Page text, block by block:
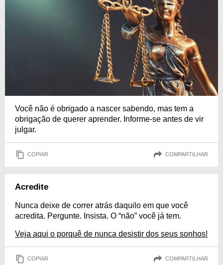
Você não é obrigado a nascer sabendo, mas tem a
obrigação de querer aprender. Informe-se antes de vir
julgar.
COPIAR COMPARTILHAR
Acredite
Nunca deixe de correr atrás daquilo em que você
acredita. Pergunte. Insista. O “não” você já tem.
Veja aqui o porquê de nunca desistir dos seus sonhos!
COPIAR COMPARTILHAR